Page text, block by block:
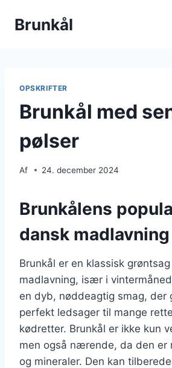
Brunkål
OPSKRIFTER
Brunkål med
pølser
Af 24. december 2024
Brunkålens
dansk madlavning
Brunkål er en klassisk
madlavning, især i
en dyb, nøddeagtig smag, der
perfekt ledsager til mange
kødretter. Brunkål er ikke kun
men også nærende, da den er
og mineraler. Den kan